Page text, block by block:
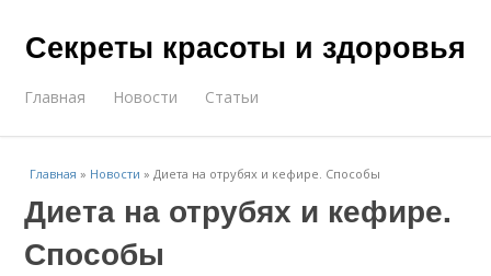
Секреты красоты и здоровья
Главная Новости Статьи
Главная » Новости »Диета на отрубях и кефире. Способы
Диета на отрубях и кефире.
Способы